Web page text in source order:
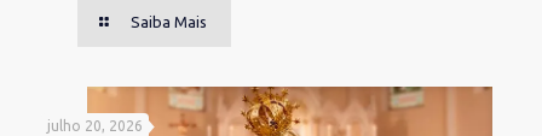
Saiba Mais
julho 20, 2026